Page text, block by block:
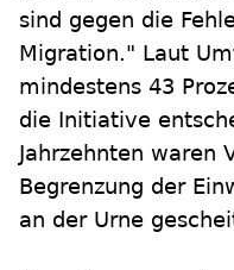
sind gegen die
Migration." Laut
mindestens 43
die Initiative
Jahrzehnten waren
Begrenzung der
an der Urne